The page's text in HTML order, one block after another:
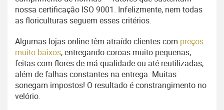
nossa certificação ISO 9001. Infelizmente, nem todas
as floriculturas seguem esses critérios.
Algumas lojas online têm atraído clientes com preços
muito baixos, entregando coroas muito pequenas,
feitas com flores de má qualidade ou até reutilizadas,
além de falhas constantes na entrega. Muitas
sonegam impostos! O resultado é constrangimento no
velório.